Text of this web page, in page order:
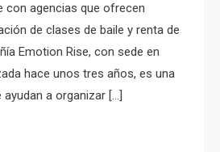
con agencias que ofrecen
de clases de baile y renta de
Emotion Rise, con sede en
hace unos tres años, es una
a organizar […]